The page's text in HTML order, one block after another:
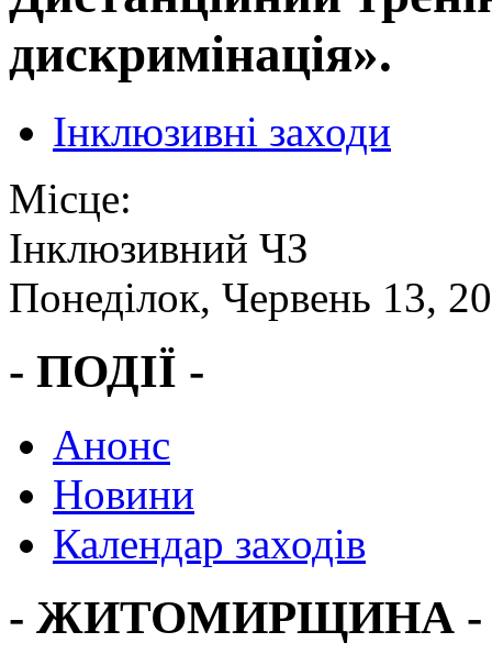
дискримінація».
Інклюзивні заходи
Місце:
Інклюзивний ЧЗ
Понеділок, Червень 13,
- ПОДІЇ -
Анонс
Новини
Календар заходів
- ЖИТОМИРЩИНА -